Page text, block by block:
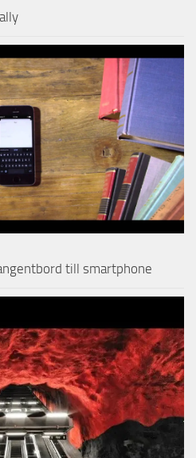
till smartphone